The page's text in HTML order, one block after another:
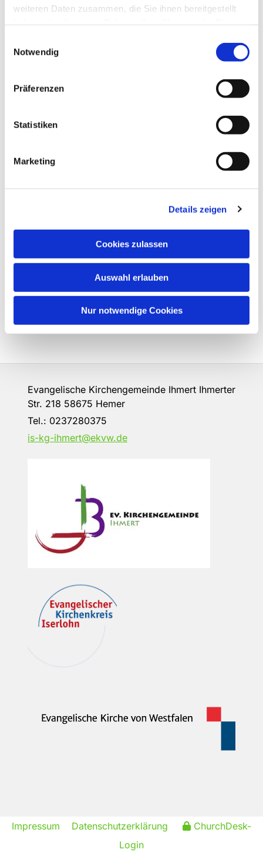
weiteren Daten zusammen, die Sie ihnen bereitgestellt
Notwendig
Präferenzen
Statistiken
Marketing
Details zeigen
Cookies zulassen
Auswahl erlauben
Nur notwendige Cookies
Dies könnte Sie auch
interessieren
Evangelische Kirchengemeinde Ihmert Ihmerter
Str. 218 58675 Hemer
Tel.: 0237280375
is-kg-ihmert@ekvw.de
Impressum Datenschutzerklärung
ChurchDesk-
Login